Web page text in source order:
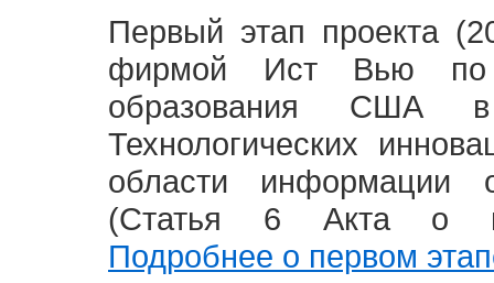
Первый этап проекта
фирмой Ист Вью по
образования США
Технологических
области информации
(Статья 6 Акта о
Подробнее о первом